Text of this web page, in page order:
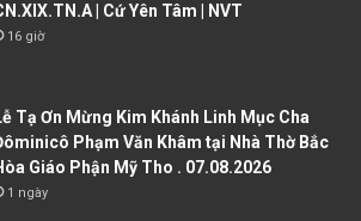
| Cứ Yên Tâm | NVT
16 giờ
Tạ Ơn Mừng Kim Khánh Linh Mục Cha
Phạm Văn Khâm tại Nhà Thờ Bắc
Giáo Phận Mỹ Tho . 07.08.2026
1 ngày